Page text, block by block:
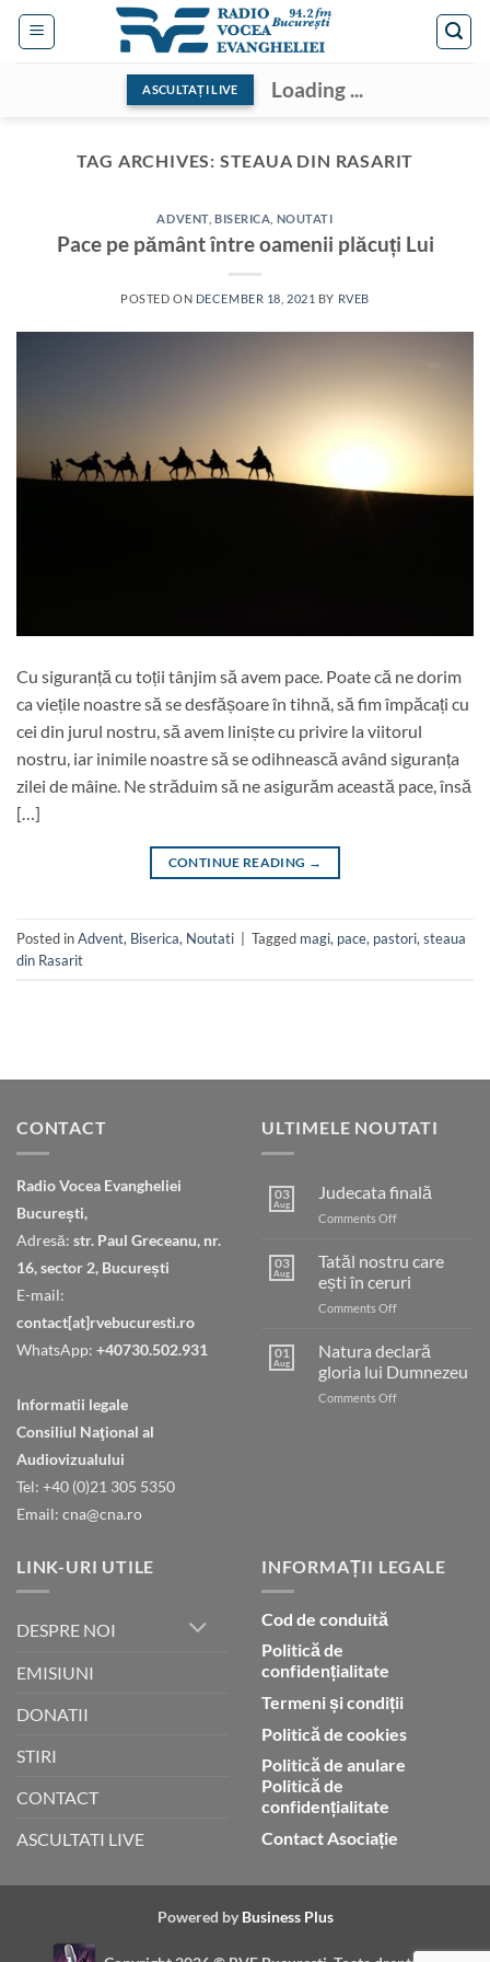
Skip
ASCULTAȚI LIVE Loading ...
TAG ARCHIVES: STEAUA DIN RASARIT
ADVENT, BISERICA NOUTATI
Pace pe pământ între oamenii plăcuți Lui
POSTED ON DECEMBER 18, 2021 BY RVEB
Cu siguranță cu toții tânjim să avem pace. Poate că ne dorim
ca viețile noastre să se desfășoare în tihnă, să fim împăcați cu
cei din jurul nostru, să avem liniște cu privire la viitorul
nostru, iar inimile noastre să se odihnească având siguranța
zilei de mâine. Ne străduim să ne asigurăm această pace, însă
[…]
CONTINUE READING →
Posted inAdvent, Biserica, Noutati Tagged magi, pace, pastori, steaua
din Rasarit
CONTACT
Radio Vocea Evangheliei
București,
Adresă: str. Paul Greceanu, nr.
16, sector 2, București
E-mail:
contact[at]rvebucuresti.ro
WhatsApp: +40730.502.931
Informatii legale
Consiliul Naţional al
Audiovizualului
Tel: +40 (0)21 305 5350
Email: cna@cna.ro
ULTIMELE NOUTATI
03
Aug
Judecata finală
Comments Offon
03
Aug
Tatăl nostru care
ești în ceruri
Comments Offon
nostru
care
ești
în
01
Aug
Natura declară
gloria lui Dumnezeu
Comments Offon
LINK-URI UTILE
DESPRE NOI
EMISIUNI
DONATII
STIRI
CONTACT
ASCULTATI LIVE
INFORMAȚII LEGALE
Cod de conduită
Politică de
confidențialitate
Termeni și condiții
Politică de cookies
Politică de anulare
Politică de
confidențialitate
Contact Asociație
Powered by Business Plus